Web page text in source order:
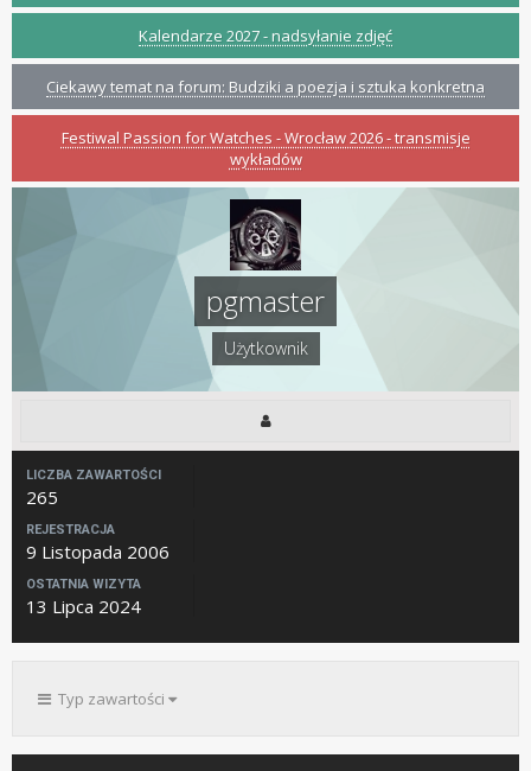
Kalendarze 2027 - nadsyłanie zdjęć
Ciekawy temat na forum: Budziki a poezja i sztuka konkretna
Festiwal Passion for Watches - Wrocław 2026 - transmisje
wykładów
pgmaster
Użytkownik
LICZBA ZAWARTOŚCI
265
REJESTRACJA
9 Listopada 2006
OSTATNIA WIZYTA
13 Lipca 2024
Typ zawartości